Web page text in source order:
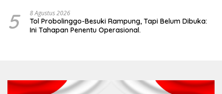
5 8 Agustus 2026
Tol Probolinggo-Besuki Rampung, Tapi Belum Dibuka:
Ini Tahapan Penentu Operasional.